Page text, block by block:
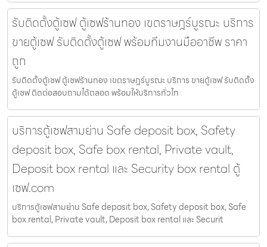
รับติดตั้งตู้เซฟ ตู้เซฟร้านทอง เขตราษฎร์บูรณะ บริการ
ขายตู้เซฟ รับติดตั้งตู้เซฟ พร้อมทีมงานมืออาชีพ ราคา
ถูก
รับติดตั้งตู้เซฟ ตู้เซฟร้านทอง เขตราษฎร์บูรณะ บริการ ขายตู้เซฟ รับติดตั้ง
ตู้เซฟ ติดต่อสอบถามได้ตลอด พร้อมให้บริการทั่วไท
บริการตู้เซฟสามย่าน Safe deposit box, Safety
deposit box, Safe box rental, Private vault,
Deposit box rental และ Security box rental ตู้
เซฟ.com
บริการตู้เซฟสามย่าน Safe deposit box, Safety deposit box, Safe
box rental, Private vault, Deposit box rental และ Securit